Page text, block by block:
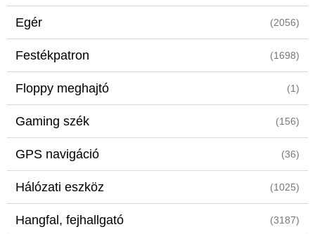
Egér (2056)
Festékpatron (1698)
Floppy meghajtó (1)
Gaming szék (156)
GPS navigáció (36)
Hálózati eszköz (1025)
Hangfal, fejhallgató (3187)